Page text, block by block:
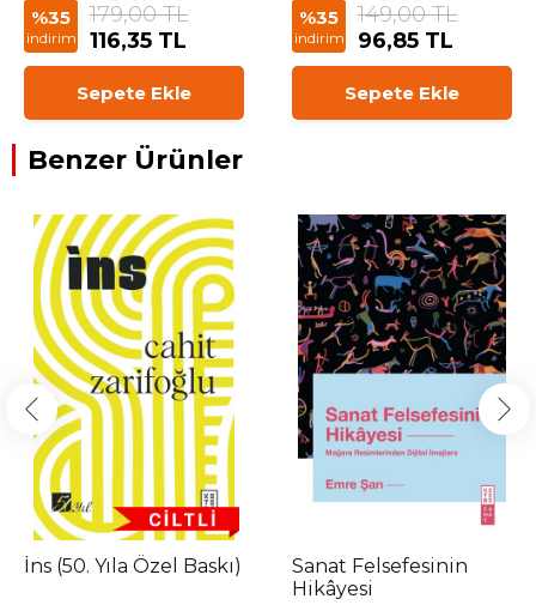
%35
indirim
179,00 TL
116,35 TL
Sepete Ekle
%35
indirim
149,00 TL
96,85 TL
Sepete Ekle
Benzer Ürünler
İns (50. Yıla Özel Baskı)
Sanat Felsefesinin
Hikâyesi